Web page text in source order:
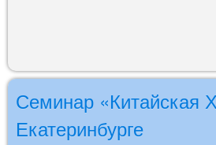
Семинар «Китайская
Екатеринбурге